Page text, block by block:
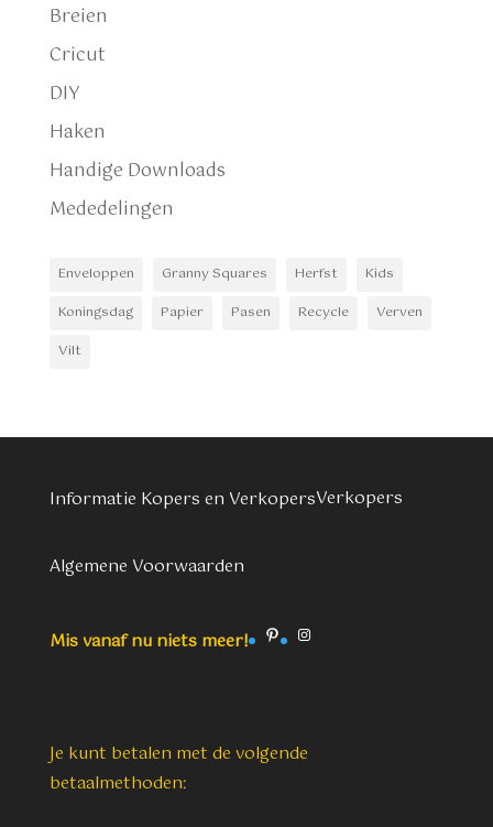
Breien
Cricut
DIY
Haken
Handige Downloads
Mededelingen
Enveloppen Granny Squares Herfst
Kids
Koningsdag
Papier Pasen Recycle
Verven
Vilt
Informatie Kopers en VerkopersVerkopers
Algemene Voorwaarden
Mis vanaf nu niets meer! PinterestInstagram
Je kunt betalen met de volgende
betaalmethoden: